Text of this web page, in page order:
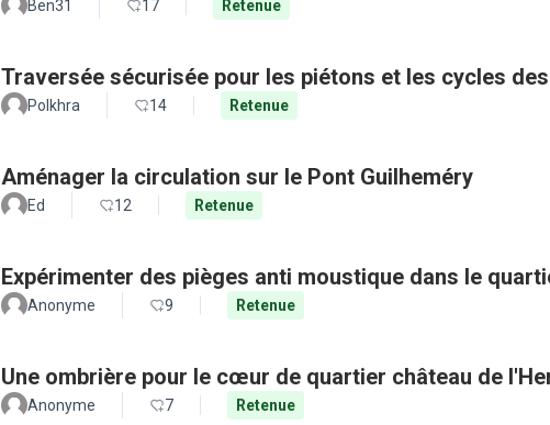
Ben31 17 Retenue
Traversée sécurisée pour les piétons et les cycles
Polkhra 14 Retenue
Aménager la circulation sur le Pont Guilheméry
Ed 12 Retenue
Expérimenter des pièges anti moustique dans le
Anonyme 9 Retenue
Une ombrière pour le cœur de quartier château de
Anonyme 7 Retenue